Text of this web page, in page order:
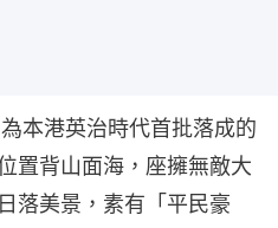
本港英治時代首批落成的
置背山面海，座擁無敵大
落美景，素有「平民豪